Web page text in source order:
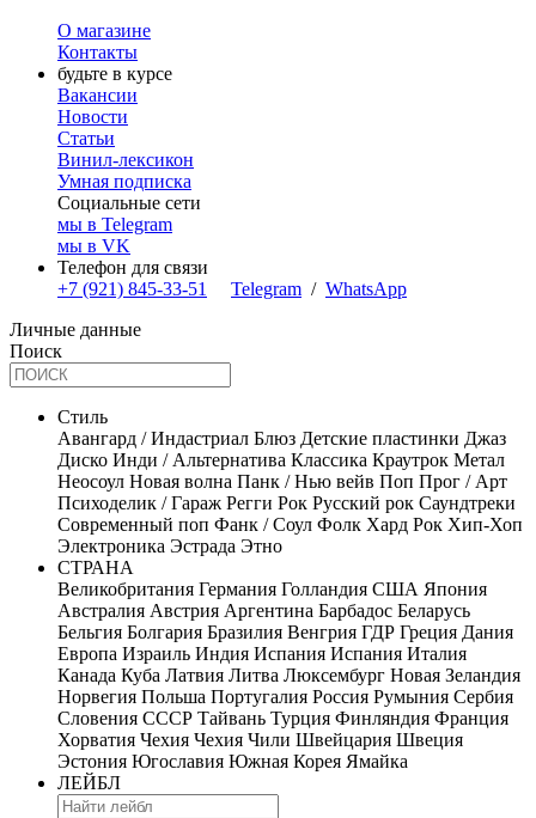
О магазине
Контакты
будьте в курсе
Вакансии
Новости
Статьи
Винил-лексикон
Умная подписка
Социальные сети
мы в Telegram
мы в VK
Телефон для связи
+7 (921) 845-33-51
Telegram / WhatsApp
Личные данные
Поиск
Стиль
Авангард / Индастриал Блюз Детские пластинки Джаз
Диско Инди / Альтернатива Классика Краутрок Метал
Неосоул Новая волна Панк / Нью вейв Поп Прог / Арт
Психоделик / Гараж Регги Рок Русский рок Саундтреки
Современный поп Фанк / Соул Фолк Хард Рок Хип-Хоп
Электроника Эстрада Этно
СТРАНА
Великобритания Германия Голландия США Япония
Австралия Австрия Аргентина Барбадос Беларусь
Бельгия Болгария Бразилия Венгрия ГДР Греция Дания
Европа Израиль Индия Испания Испания Италия
Канада Куба Латвия Литва Люксембург Новая Зеландия
Норвегия Польша Португалия Россия Румыния Сербия
Словения СССР Тайвань Турция Финляндия Франция
Хорватия Чехия Чехия Чили Швейцария Швеция
Эстония Югославия Южная Корея Ямайка
ЛЕЙБЛ